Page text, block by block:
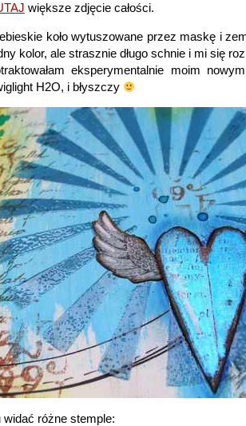
większe zdjęcie całości.
koło wytuszowane przez maskę i
kolor, ale strasznie długo schnie i mi się
eksperymentalnie moim
H2O, i błyszczy
widać różne stemple: